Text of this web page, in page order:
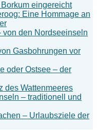
eingereicht
Eine Hommage an
von den Nordseeinseln
Gasbohrungen vor
oder Ostsee – der
des Wattenmeeres
– traditionell und
– Urlaubsziele der